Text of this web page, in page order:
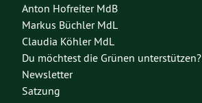
Anton Hofreiter MdB
Markus Büchler MdL
Claudia Köhler MdL
Du möchtest die Grünen unterstützen?
Newsletter
Satzung